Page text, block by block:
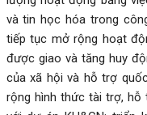
và tin học hóa trong
tiếp tục mở rộng hoạt
được giao và tăng huy
của xã hội và hỗ trợ
rộng hình thức tài trợ,